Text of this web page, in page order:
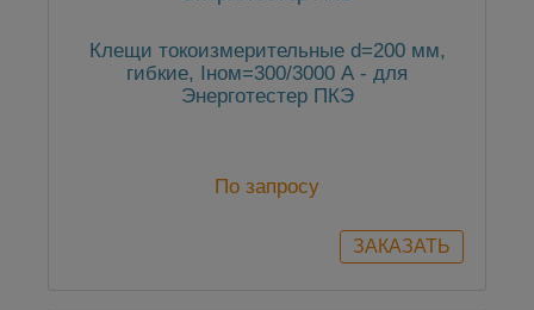
Клещи токоизмерительные d=200 мм,
гибкие, Iном=300/3000 А - для
Энерготестер ПКЭ
По запросу